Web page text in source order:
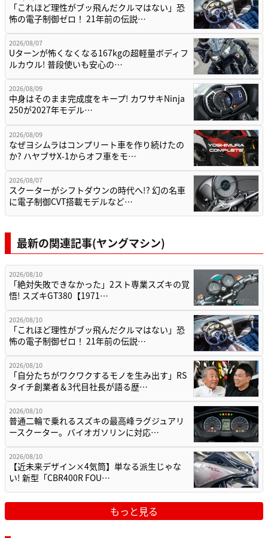
「これほど理性がブッ飛んだクルマはない」恐
怖の電子制御ゼロ！ 21年前の伝説…
2026/08/07
Uターンが怖くなくなる167kgの超軽量ボディフ
ルカウル! 普段使いも安心の…
2026/08/09
中身はそのまま完成度をキープ! カワサキNinja
250が2027年モデル…
2026/08/09
なぜヨシムラはコンプリート車を作り続けたの
か? ハヤブサX-1からオフ車をモ…
2026/08/07
スクーターがシフトダウンの時代へ!? 幻の名車
に電子制御CVT搭載モデルなど…
最新の関連記事(ヤングマシン)
2026/08/10
「絶対失敗できなかった」2スト専業スズキの覚
悟! スズキGT380【1971…
2026/08/10
「これほど理性がブッ飛んだクルマはない」恐
怖の電子制御ゼロ！ 21年前の伝説…
2026/08/10
「自分たちがワクワクするモノを生み出す」RS
タイチ創業者＆3代目社長が語る歴…
2026/08/10
普通二輪で乗れるスズキの最高峰ラグジュアリ
ースクーター。バイオガソリンに対応…
2026/08/10
【近未来デザイン×4気筒】単なる派生じゃな
い! 新型「CBR400R FOU…
もっと見る